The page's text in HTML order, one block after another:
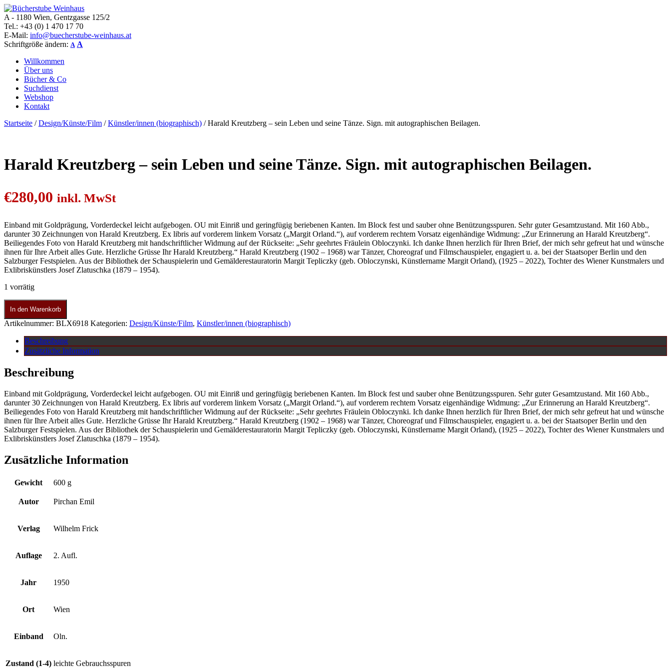
Bücherstube Weinhaus
Verkauf von seltenen antiquarischen und alten, teilweise noch verlagsneuen Bücher.
A - 1180 Wien, Gentzgasse 125/2
Tel.: +43 (0) 1 470 17 70
E-Mail: info@buecherstube-weinhaus.at
Schriftgröße ändern: A A
Willkommen
Über uns
Bücher & Co
Suchdienst
Webshop
Kontakt
Startseite /Design/Künste/Film /Künstler/innen (biographisch) / Harald Kreutzberg – sein Leben und seine Tänze. Sign. mit autographischen Beilagen.
Harald Kreutzberg – sein Leben und seine Tänze. Sign. mit autographischen Beilagen.
€280,00 inkl. MwSt
Einband mit Goldprägung, Vorderdeckel leicht aufgebogen. OU mit Einriß und geringfügig beriebenen Kanten. Im Block fest und sauber ohne Benützungsspuren. Sehr guter Gesamtzustand. Mit 160 Abb.,
darunter 30 Zeichnungen von Harald Kreutzberg. Ex libris auf vorderem linkem Vorsatz („Margit Orland.“), auf vorderem rechtem Vorsatz eigenhändige Widmung: „Zur Erinnerung an Harald Kreutzberg“.
Beiliegendes Foto von Harald Kreutzberg mit handschriftlicher Widmung auf der Rückseite: „Sehr geehrtes Fräulein Obloczynki. Ich danke Ihnen herzlich für Ihren Brief, der mich sehr gefreut hat und wünsche
ihnen für Ihre Arbeit alles Gute. Herzliche Grüsse Ihr Harald Kreutzberg.“ Harald Kreutzberg (1902 – 1968) war Tänzer, Choreograf und Filmschauspieler, engagiert u. a. bei der Staatsoper Berlin und den
Salzburger Festspielen. Aus der Bibliothek der Schauspielerin und Gemälderestauratorin Margit Tepliczky (geb. Obloczynski, Künstlername Margit Orland), (1925 – 2022), Tochter des Wiener Kunstmalers und
Exlibriskünstlers Josef Zlatuschka (1879 – 1954).
1 vorrätig
In den Warenkorb
Artikelnummer: BLX6918 Kategorien: Design/Künste/Film, Künstler/innen (biographisch)
Beschreibung
Zusätzliche Information
Beschreibung
Einband mit Goldprägung, Vorderdeckel leicht aufgebogen. OU mit Einriß und geringfügig beriebenen Kanten. Im Block fest und sauber ohne Benützungsspuren. Sehr guter Gesamtzustand. Mit 160 Abb.,
darunter 30 Zeichnungen von Harald Kreutzberg. Ex libris auf vorderem linkem Vorsatz („Margit Orland.“), auf vorderem rechtem Vorsatz eigenhändige Widmung: „Zur Erinnerung an Harald Kreutzberg“.
Beiliegendes Foto von Harald Kreutzberg mit handschriftlicher Widmung auf der Rückseite: „Sehr geehrtes Fräulein Obloczynki. Ich danke Ihnen herzlich für Ihren Brief, der mich sehr gefreut hat und wünsche
ihnen für Ihre Arbeit alles Gute. Herzliche Grüsse Ihr Harald Kreutzberg.“ Harald Kreutzberg (1902 – 1968) war Tänzer, Choreograf und Filmschauspieler, engagiert u. a. bei der Staatsoper Berlin und den
Salzburger Festspielen. Aus der Bibliothek der Schauspielerin und Gemälderestauratorin Margit Tepliczky (geb. Obloczynski, Künstlername Margit Orland), (1925 – 2022), Tochter des Wiener Kunstmalers und
Exlibriskünstlers Josef Zlatuschka (1879 – 1954).
Zusätzliche Information
Gewicht 600 g
Autor Pirchan Emil
Verlag Wilhelm Frick
Auflage 2. Aufl.
Jahr 1950
Ort Wien
Einband Oln.
Zustand (1-4) leichte Gebrauchsspuren